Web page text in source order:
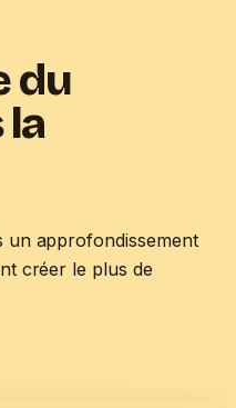
du
la
un approfondissement
créer le plus de